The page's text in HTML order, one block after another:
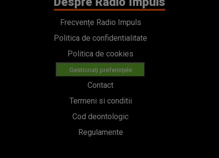
Frecvențe Radio Impuls
Politica de confidentialitate
Politica de cookies
Gestionați preferințele
Contact
Termeni si conditii
Cod deontologic
Regulamente